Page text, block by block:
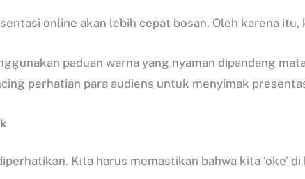
online akan lebih cepat bosan. Oleh karena
paduan warna yang nyaman dipandang
perhatian para audiens untuk menyimak
Kita harus memastikan bahwa kita ‘oke’ di